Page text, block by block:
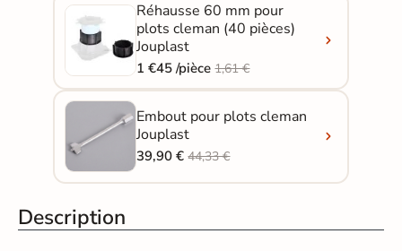
Réhausse 60 mm pour
plots cleman (40 pièces)
Jouplast
1 €45 /pièce1,61 €
Embout pour plots cleman
Jouplast
39,90 €44,33 €
Description